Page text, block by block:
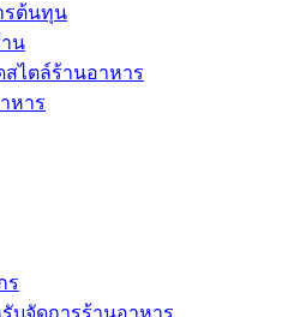
รต้นทุน
น
ไตล์ร้านอาหาร
หาร
ร
บจัดการร้านอาหาร